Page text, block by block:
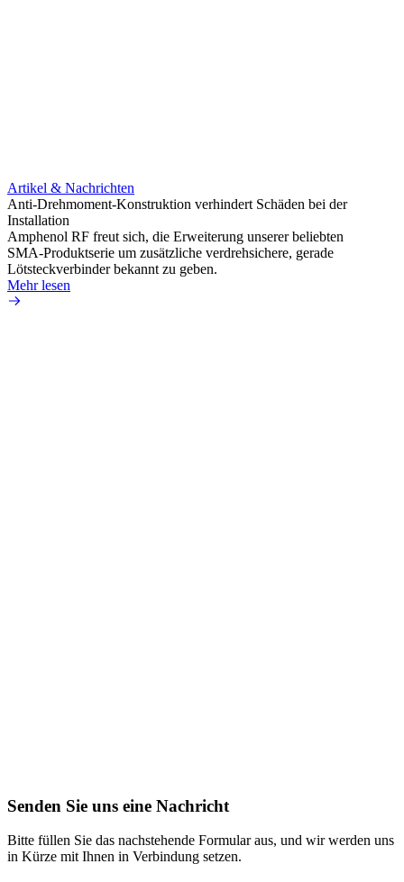
Artikel & Nachrichten
Anti-Drehmoment-Konstruktion verhindert Schäden bei der
Installation
Amphenol RF freut sich, die Erweiterung unserer beliebten
SMA-Produktserie um zusätzliche verdrehsichere, gerade
Lötsteckverbinder bekannt zu geben.
Mehr lesen
Senden Sie uns eine Nachricht
Bitte füllen Sie das nachstehende Formular aus, und wir werden uns
in Kürze mit Ihnen in Verbindung setzen.